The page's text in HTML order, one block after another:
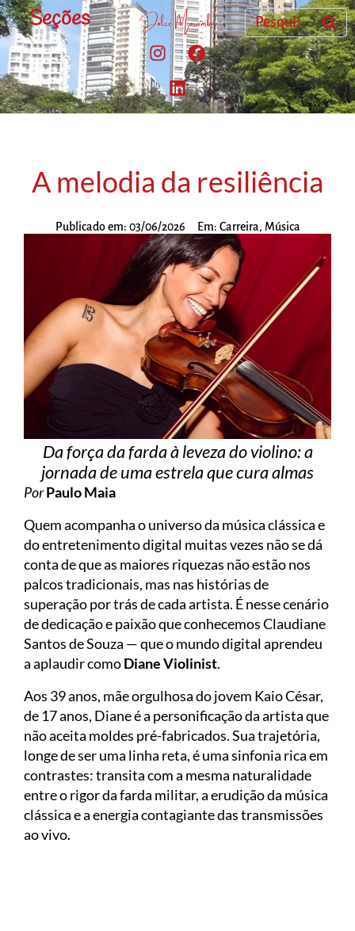
Seções
A melodia da resiliência
Publicado em: 03/06/2026 Em: Carreira, Música
Da força da farda à leveza do violino: a
jornada de uma estrela que cura almas
PorPaulo Maia
Quem acompanha o universo da música clássica e
do entretenimento digital muitas vezes não se dá
conta de que as maiores riquezas não estão nos
palcos tradicionais, mas nas histórias de
superação por trás de cada artista. É nesse cenário
de dedicação e paixão que conhecemos Claudiane
Santos de Souza — que o mundo digital aprendeu
a aplaudir comoDiane Violinist.
Aos 39 anos, mãe orgulhosa do jovem Kaio César,
de 17 anos, Diane é a personificação da artista que
não aceita moldes pré-fabricados. Sua trajetória,
longe de ser uma linha reta, é uma sinfonia rica em
contrastes: transita com a mesma naturalidade
entre o rigor da farda militar, a erudição da música
clássica e a energia contagiante das transmissões
ao vivo.